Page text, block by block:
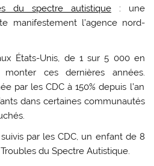
du spectre autistique: une
manifestement l’agence nord-
États-Unis, de 1 sur 5 000 en
ces dernières années.
par les CDC à 150% depuis l’an
dans certaines communautés
par les CDC, un enfant de 8
du Spectre Autistique.